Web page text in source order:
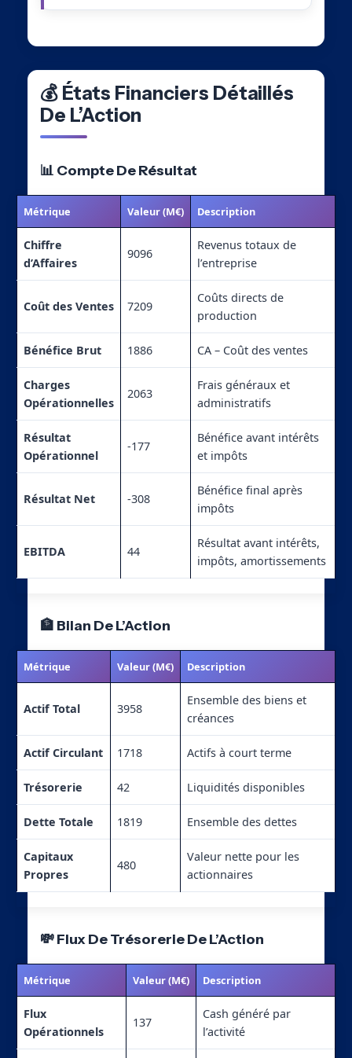
💰 États Financiers Détaillés
De L’Action
📊 Compte De Résultat
Métrique Valeur (M€) Description
Chiffre
d’Affaires
9096
Revenus totaux de
l’entreprise
Coût des Ventes 7209
Coûts directs de
production
Bénéfice Brut 1886 CA – Coût des ventes
Charges
Opérationnelles
2063
Frais généraux et
administratifs
Résultat
Opérationnel
-177
Bénéfice avant intérêts
et impôts
Résultat Net -308
Bénéfice final après
impôts
EBITDA 44
Résultat avant intérêts,
impôts, amortissements
🏦 Bilan De L’Action
Métrique Valeur (M€) Description
Actif Total 3958
Ensemble des biens et
créances
Actif Circulant 1718 Actifs à court terme
Trésorerie 42 Liquidités disponibles
Dette Totale 1819 Ensemble des dettes
Capitaux
Propres
480
Valeur nette pour les
actionnaires
💸 Flux De Trésorerie De L’Action
Métrique Valeur (M€) Description
Flux
Opérationnels
137
Cash généré par
l’activité